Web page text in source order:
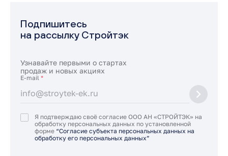
Подпишитесь
на рассылку Стройтэк
Узнавайте первыми о стартах
продаж и новых акциях
E-mail *
Я подтверждаю своё согласие ООО АН «СТРОЙТЭК» на
обработку персональных данных по установленной
форме “Согласие субъекта персональных данных на
обработку его персональных данных”